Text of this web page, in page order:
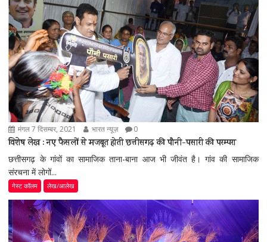
मंगल 7 दिसम्बर, 2021 भारत न्यूज़ 0
विशेष लेख : नए फैसलों से मजबूत होती छत्तीसगढ़ की पौनी-पसारी की परम्परा
छत्तीसगढ़ के गांवों का सामाजिक ताना-बाना आज भी जीवंत है। गांव की सामाजिक
संरचना में लोगों...
गेस्ट कॉलम लेख/आलेख